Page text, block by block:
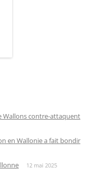
Wallons contre-attaquent
en Wallonie a fait bondir
12 mai 2025